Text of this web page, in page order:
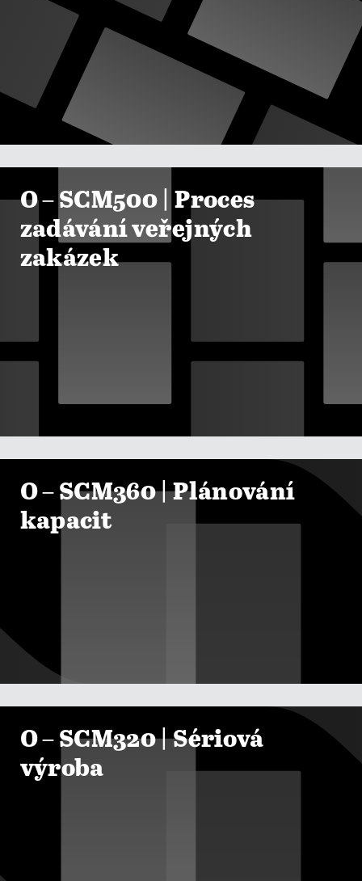

O – SCM500 | Proces
zadávání veřejných
zakázek

O – SCM360 | Plánování
kapacit

O – SCM320 | Sériová
výroba